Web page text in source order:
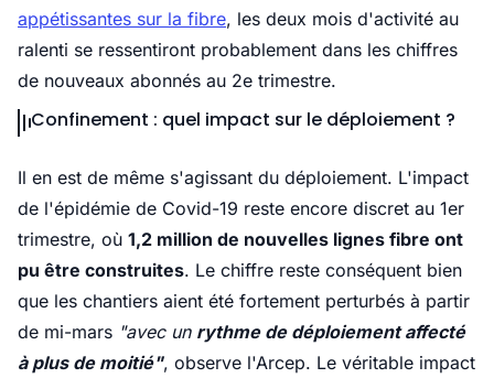
appétissantes sur la fibre, les deux mois d'activité au
ralenti se ressentiront probablement dans les chiffres
de nouveaux abonnés au 2e trimestre.
Confinement : quel impact sur le déploiement ?
Il en est de même s'agissant du déploiement. L'impact
de l'épidémie de Covid-19 reste encore discret au 1er
trimestre, où 1,2 million de nouvelles lignes fibre ont
pu être construites. Le chiffre reste conséquent bien
que les chantiers aient été fortement perturbés à partir
de mi-mars "avec un rythme de déploiement affecté
à plus de moitié", observe l'Arcep. Le véritable impact